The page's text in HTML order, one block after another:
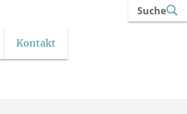
Kontakt
Suche